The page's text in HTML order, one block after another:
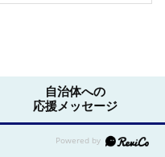
自治体への
応援メッセージ